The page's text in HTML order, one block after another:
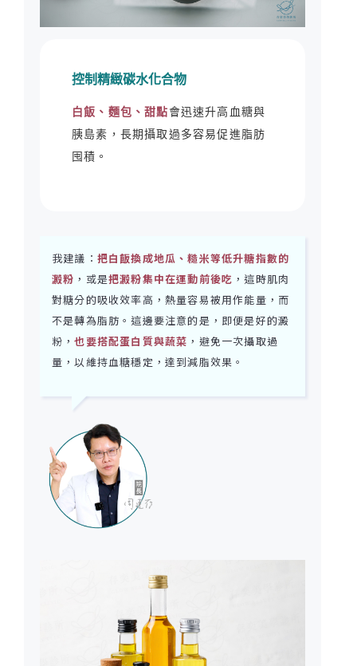
控制精緻碳水化合物
白飯、麵包、甜點會迅速升高血糖與
胰島素，長期攝取過多容易促進脂肪
囤積。
我建議： 把白飯換成地瓜、糙米等低升糖指數的
澱粉 ，或是把澱粉集中在運動前後吃 ，這時肌肉
對糖分的吸收效率高，熱量容易被用作能量，而
不是轉為脂肪。這邊要注意的是，即便是好的澱
粉，也要搭配蛋白質與蔬菜 ，避免一次攝取過
量，以維持血糖穩定，達到減脂效果。